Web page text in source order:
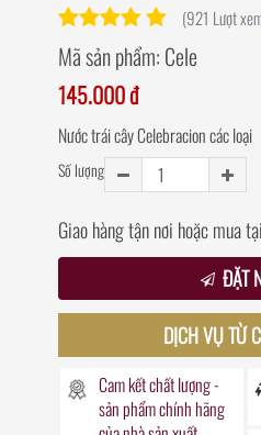
(921 Lượt
Mã sản phẩm: Cele
145.000 đ
Nước trái cây Celebracion các loại
Số lượng
Giao hàng tận nơi hoặc mua
ĐẶT
DỊCH VỤ TỪ
Cam kết chất lượng -
sản phẩm chính hãng